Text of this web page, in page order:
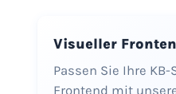
Visueller
Passen Sie Ihre
Frontend mit